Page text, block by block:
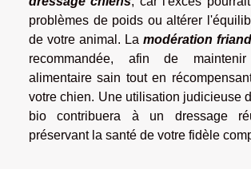
problèmes de poids ou altérer
de votre animal. La modération
recommandée, afin de
alimentaire sain tout en
votre chien. Une utilisation judicieuse
bio contribuera à un dressage
préservant la santé de votre fidèle